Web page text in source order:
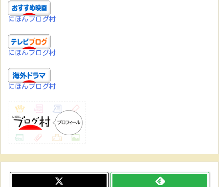
にほんブログ村
にほんブログ村
にほんブログ村